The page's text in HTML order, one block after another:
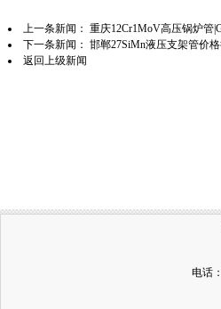
上一条新闻： 重庆12Cr1MoV高压锅炉管
下一条新闻： 邯郸27SiMn液压支架管价
返回上级新闻
电话